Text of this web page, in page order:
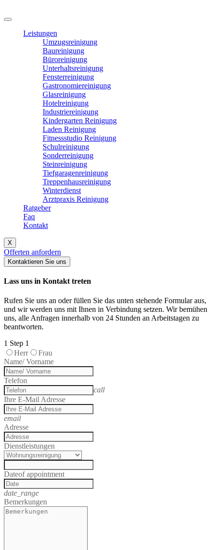
Leistungen
Umzugsreinigung
Baureinigung
Büroreinigung
Unterhaltsreinigung
Fensterreinigung
Gastronomiereinigung
Glasreinigung
Hotelreinigung
Industriereinigung
Kindergarten Reinigung
Laden Reinigung
Fitnessstudio Reinigung
Schulreinigung
Sonderreinigung
Steinreinigung
Tiefgaragenreinigung
Treppenhausreinigung
Winterdienst
Arztpraxis Reinigung
Ratgeber
Faq
Kontakt
X
Offerten anfordern
Kontaktieren Sie uns
Lass uns in Kontakt treten
Rufen Sie uns an oder füllen Sie das unten stehende Formular aus,
und wir werden uns mit Ihnen in Verbindung setzen. Wir bemühen
uns, alle Anfragen innerhalb von 24 Stunden an Arbeitstagen zu
beantworten.
1 Step 1
Herr
Frau
Name/ Vorname
Telefon
call
Ihre E-Mail Adresse
email
Adresse
Dienstleistungen
Dateof appointment
date_range
Bemerkungen